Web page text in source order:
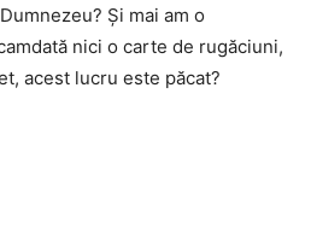
Şi mai am o
nici o carte de rugăciuni,
acest lucru este păcat?